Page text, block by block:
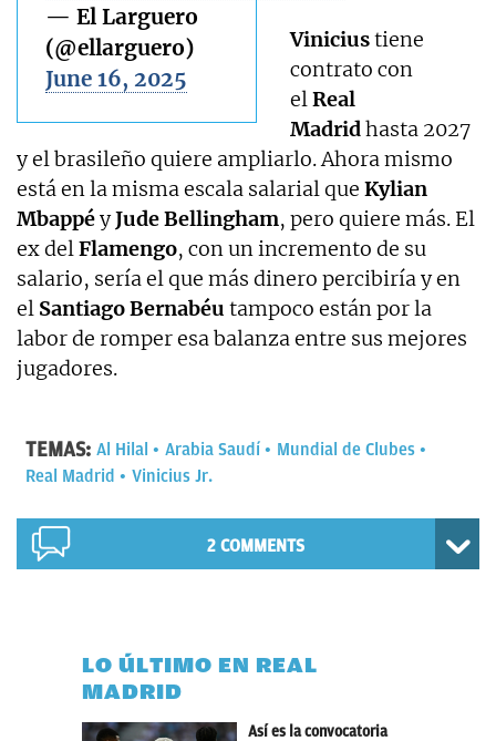
— El Larguero
(@ellarguero)
June 16, 2025
Viniciustiene
contrato con
elReal
Madridhasta 2027
y el brasileño quiere ampliarlo. Ahora mismo
está en la misma escala salarial que Kylian
MbappéyJude Bellingham, pero quiere más. El
ex delFlamengo, con un incremento de su
salario, sería el que más dinero percibiría y en
el Santiago Bernabéu tampoco están por la
labor de romper esa balanza entre sus mejores
jugadores.
TEMAS: Al Hilal Arabia Saudí
Mundial de Clubes
Real Madrid
Vinicius Jr.
2 COMMENTS
LO ÚLTIMO EN REAL
MADRID
Así es la convocatoria